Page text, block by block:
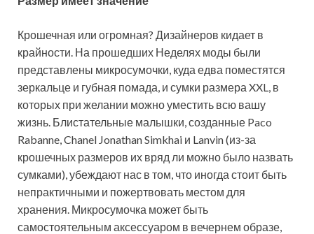
Крошечная или огромная? Дизайнеров кидает в
крайности. На прошедших Неделях моды были
представлены микросумочки, куда едва поместятся
зеркальце и губная помада, и сумки размера XXL, в
которых при желании можно уместить всю вашу
жизнь. Блистательные малышки, созданные Paco
Rabanne, Chanel Jonathan Simkhai и Lanvin (из-за
крошечных размеров их вряд ли можно было назвать
сумками), убеждают нас в том, что иногда стоит быть
непрактичными и пожертвовать местом для
хранения. Микросумочка может быть
самостоятельным аксессуаром в вечернем образе,